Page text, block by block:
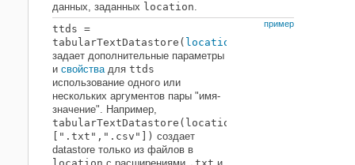
Ограничения
Смотрите также
данных, заданных location.
пример
ttds =
tabularTextDatastore( location
задает дополнительные параметры
и свойствадля ttds
использование одного или
нескольких аргументов пары "имя-
значение". Например,
tabularTextDatastore(location,"FileExtensions",
[".txt",".csv"]) создает
datastore только из файлов в